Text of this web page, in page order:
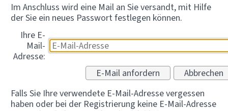
Im Anschluss wird eine Mail an Sie versandt, mit Hilfe
der Sie ein neues Passwort festlegen können.
Ihre E-
Mail-
Adresse:
Falls Sie Ihre verwendete E-Mail-Adresse vergessen
haben oder bei der Registrierung keine E-Mail-Adresse